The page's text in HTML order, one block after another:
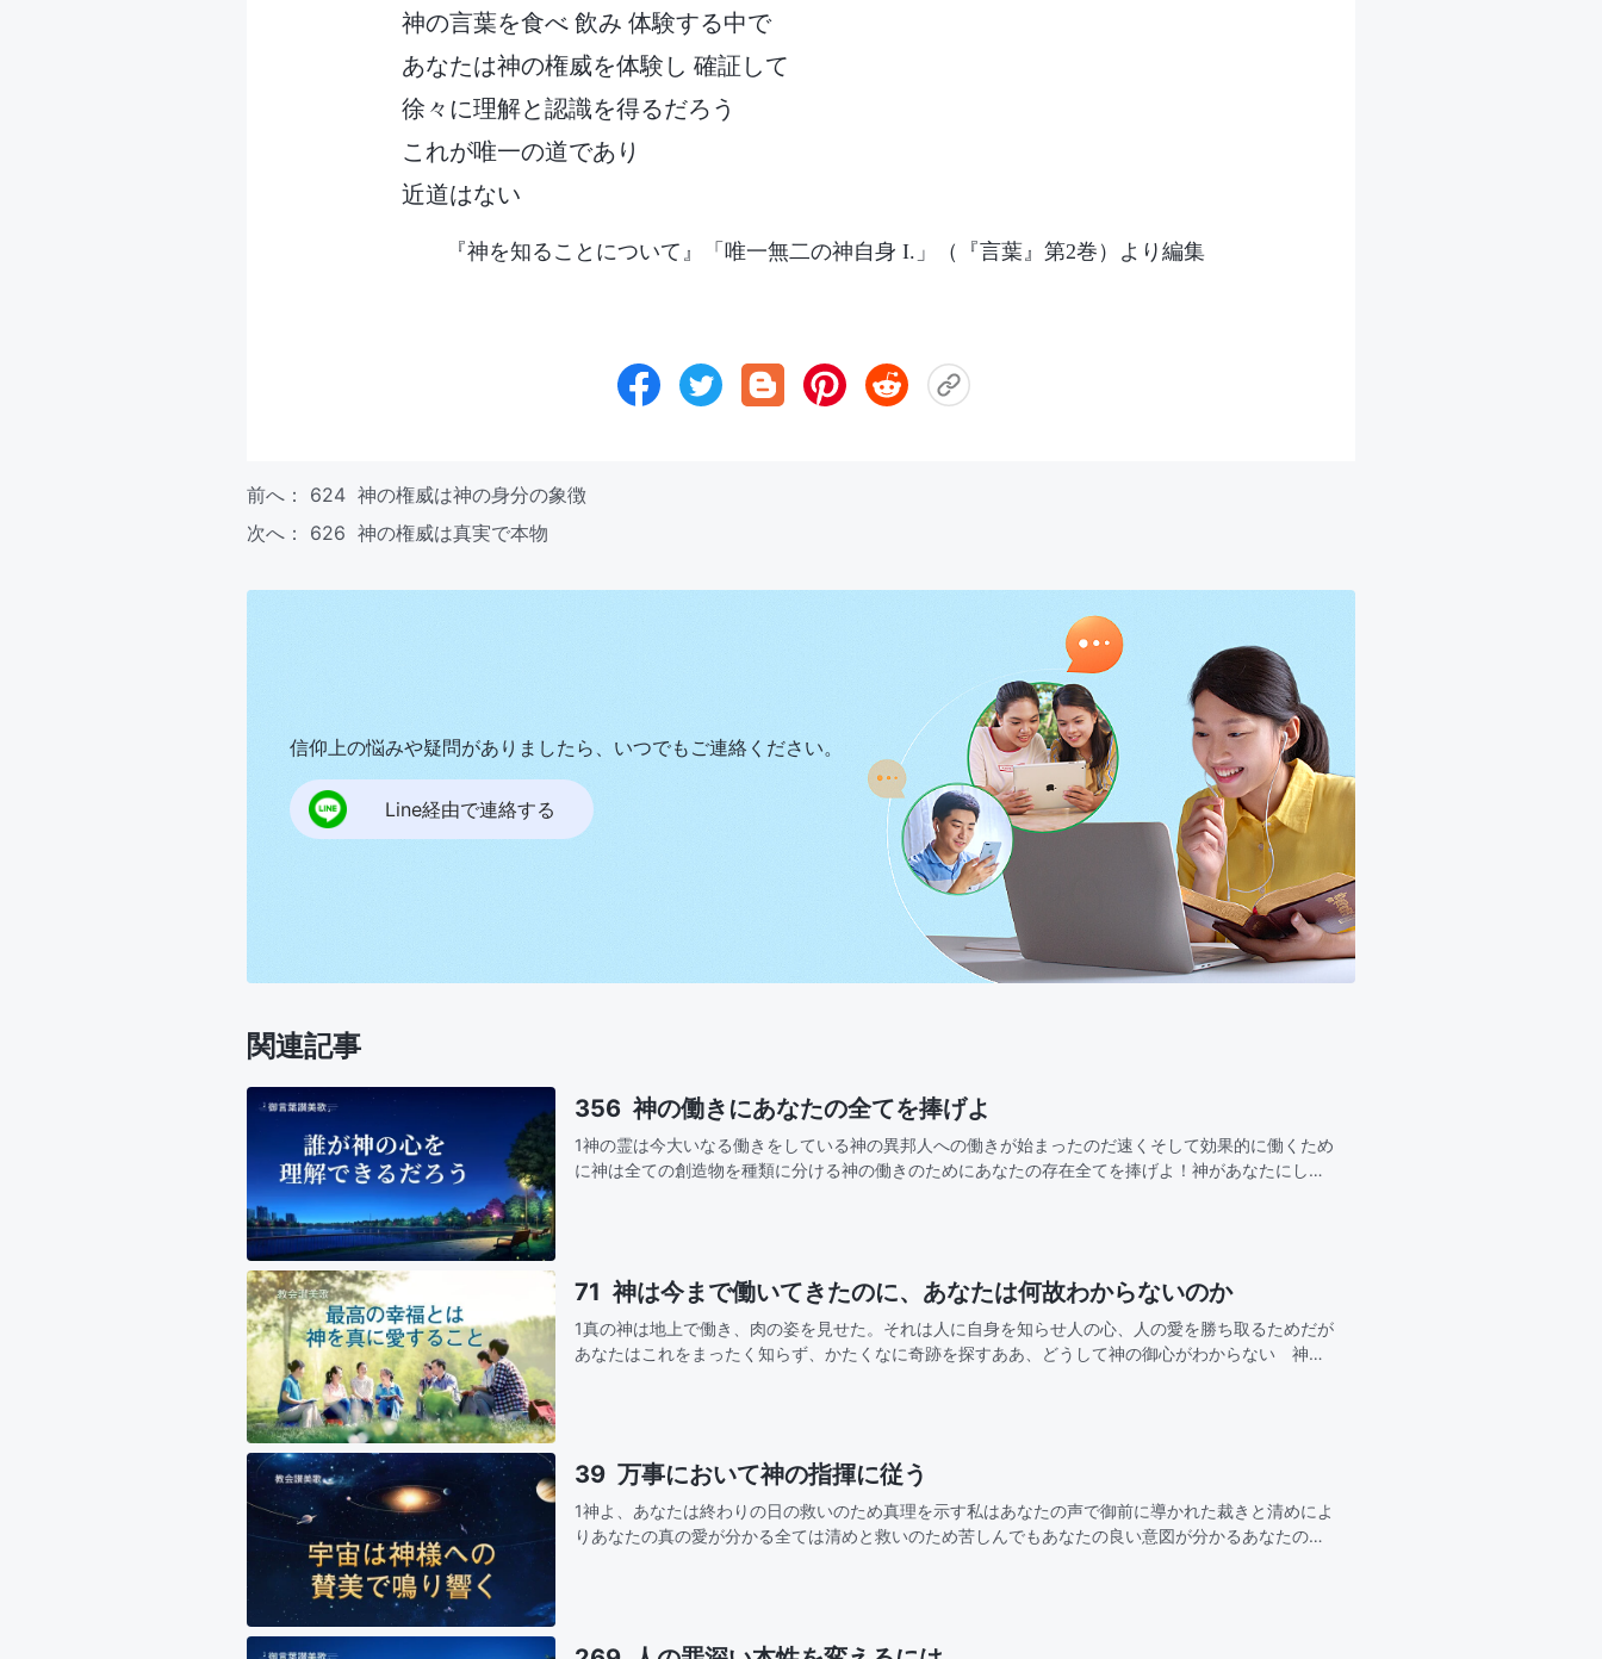
神の言葉を食べ 飲み 体験する中で
あなたは神の権威を体験し 確証して
徐々に理解と認識を得るだろう
これが唯一の道であり
近道はない
『神を知ることについて』「唯一無二の神自身 I.」（『言葉』第2巻）より編集
前へ： 624 神の権威は神の身分の象徴
次へ： 626 神の権威は真実で本物
信仰上の悩みや疑問がありましたら、いつでもご連絡ください。
Line経由で連絡する
関連記事
356 神の働きにあなたの全てを捧げよ
1神の霊は今大いなる働きをしている神の異邦人への働きが始まったのだ速くそして効果的に働くため
に神は全ての創造物を種類に分ける神の働きのためにあなたの存在全てを捧げよ！神があなたにして
71 神は今まで働いてきたのに、あなたは何故わからないのか
1真の神は地上で働き、肉の姿を見せた。それは人に自身を知らせ人の心、人の愛を勝ち取るためだが
あなたはこれをまったく知らず、かたくなに奇跡を探すああ、どうして神の御心がわからない 神が
39 万事において神の指揮に従う
1神よ、あなたは終わりの日の救いのため真理を示す私はあなたの声で御前に導かれた裁きと清めによ
りあなたの真の愛が分かる全ては清めと救いのため苦しんでもあなたの良い意図が分かるあなたの裁